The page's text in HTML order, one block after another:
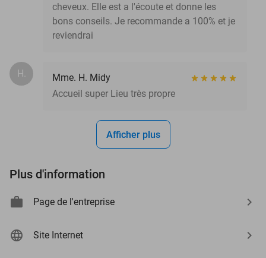
cheveux. Elle est a l'écoute et donne les
bons conseils. Je recommande a 100% et je
reviendrai
H.
Mme. H. Midy
Accueil super Lieu très propre
Afficher plus
Plus d'information
Page de l'entreprise
Site Internet